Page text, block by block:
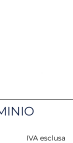
IVA esclusa